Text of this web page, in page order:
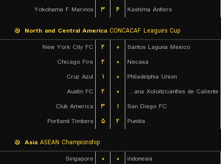
Yokohama F Marinos
۳ ۴ Kashima Antlers
North and Central America CONCACAF Leagues Cup
New York City FC
۲ ۰
Santos Laguna Mexico
Chicago Fire
۲ ۰
Necaxa
Cruz Azul
۱ ۰
Philadelphia Union
Austin FC
۲ ۰
Club Tijuana Xoloitzcuintles de Caliente
Club America
۳ ۱
San Diego FC
Portland Timbers
۵ ۲ Puebla
Asia ASEAN Championship
Singapore
۰ ۰
Indonesia